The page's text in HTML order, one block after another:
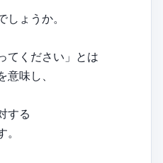
ょうか。
てください」とは
意味し、
する